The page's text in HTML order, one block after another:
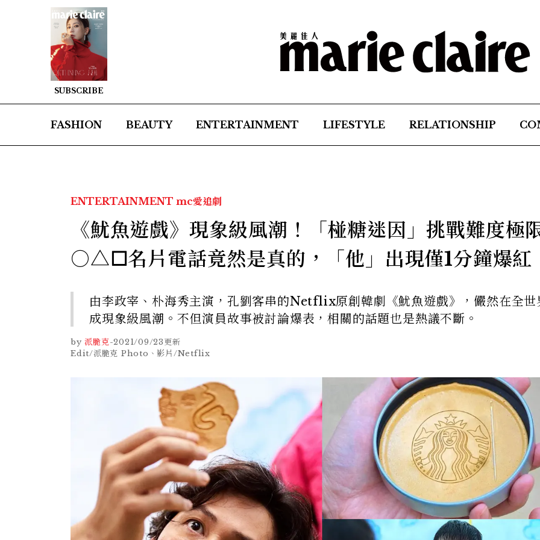
SUBSCRIBE
FASHION BEAUTY ENTERTAINMENT LIFESTYLE RELATIONSHIP
ENTERTAINMENT mc愛追劇
《魷魚遊戲》現象級風潮！「椪糖迷因」挑戰難度極
○△☐名片電話竟然是真的，「他」出現僅1分鐘爆紅
由李政宰、朴海秀主演，孔劉客串的Netflix原創韓劇《魷魚遊戲》，儼然在全世
成現象級風潮。不但演員故事被討論爆表，相關的話題也是熱議不斷。
by 派脆克-2021/09/23更新
Edit/派脆克 Photo、影片/Netflix